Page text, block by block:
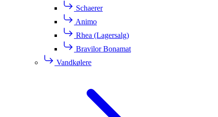
Schaerer
Animo
Rhea (Lagersalg)
Bravilor Bonamat
Vandkølere